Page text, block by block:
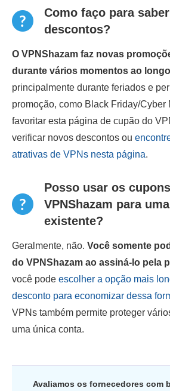
Como faço para
descontos?
O VPNShazam faz novas
durante vários momentos ao
principalmente durante feriados e
promoção, como Black Friday/Cyber
favoritar esta página de cupão do
verificar novos descontos ou
atrativas de VPNs nesta página.
Posso usar os
VPNShazam para
existente?
Geralmente, não. Você somente
do VPNShazam ao assiná-lo pela
você pode escolher a opção mais
desconto para economizar dessa
VPNs também permite proteger
uma única conta.
Avaliamos os fornecedores com